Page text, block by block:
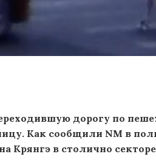
дорогу по
Как сообщили NM в
Крянгэ в столично